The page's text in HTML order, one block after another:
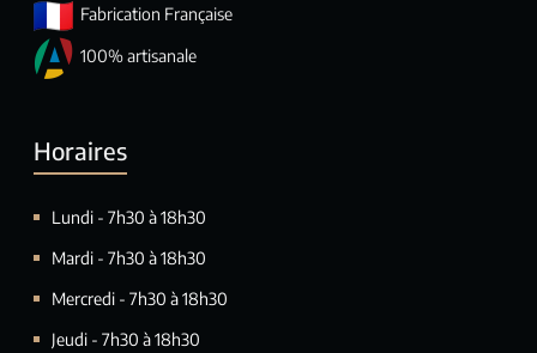
Fabrication Française
100% artisanale
Horaires
Lundi - 7h30 à 18h30
Mardi - 7h30 à 18h30
Mercredi - 7h30 à 18h30
Jeudi - 7h30 à 18h30